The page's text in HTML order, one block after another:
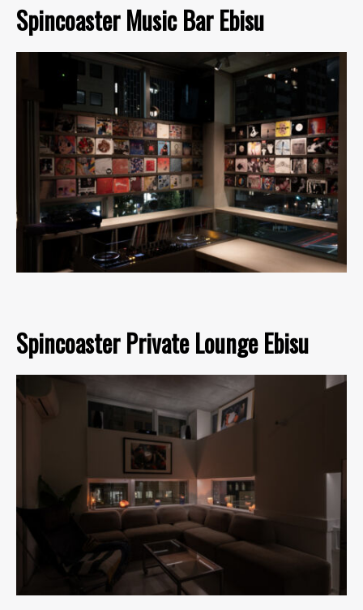
Spincoaster Music Bar Ebisu
Spincoaster Private Lounge Ebisu